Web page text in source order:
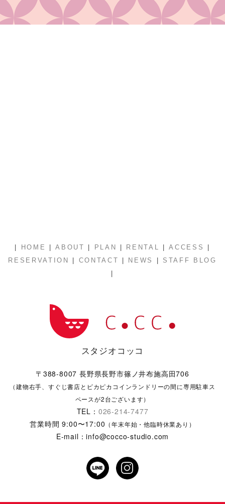
| HOME |ABOUT | PLAN | RENTAL |ACCESS |
RESERVATION | CONTACT | NEWS | STAFF BLOG
|
スタジオコッコ
〒388-8007 長野県長野市篠ノ井布施高田706
（建物右手、すぐじ書店とピカピカコインランドリーの間に専用駐車ス
ペースが2台ございます）
TEL： 026-214-7477
営業時間 9:00〜17:00 （年末年始・他臨時休業あり）
E-mail：info@cocco-studio.com